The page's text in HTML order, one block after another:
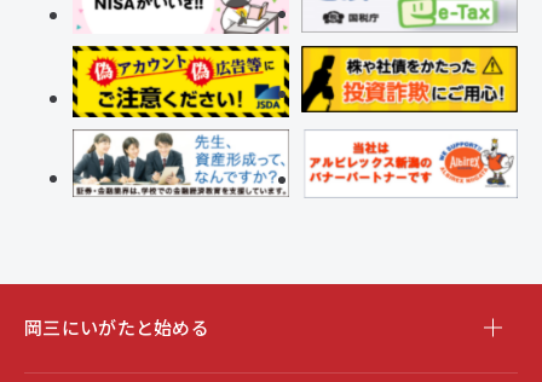
岡三にいがたと始める